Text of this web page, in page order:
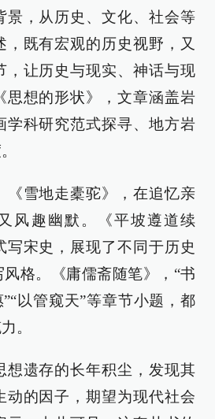
景，从历史、文化、社会等
，既有宏观的历史视野，又
，让历史与现实、神话与现
思想的形状》，文章涵盖岩
学科研究范式探寻、地方岩
《雪地走橐驼》，在追忆亲
风趣幽默。《平坡遵道续
写宋史，展现了不同于历史
格。《庸儒斋随笔》，“书
以管窥天”等章节小题，都
。
想遗存的长年积尘，发现其
动的因子，期望为现代社会